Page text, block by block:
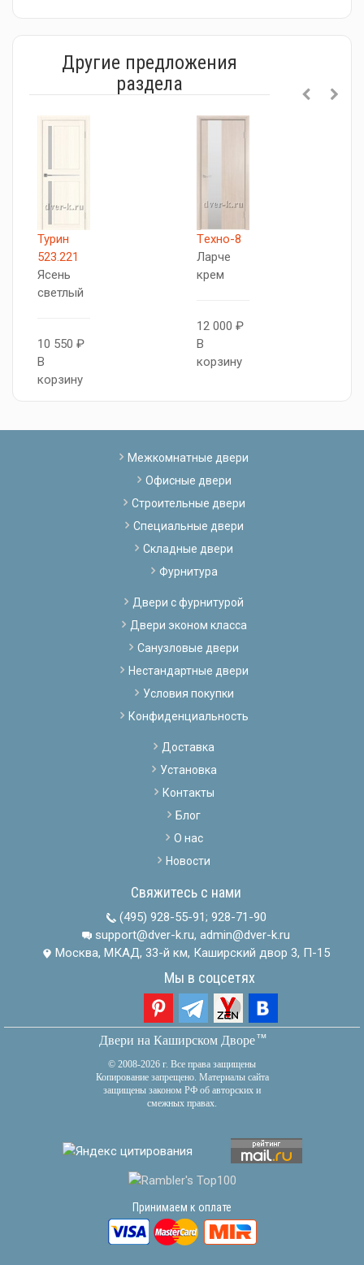
Другие предложения
раздела
Турин
523.221
Ясень
светлый
10 550 ₽
В
корзину
Tехно-8
Ларче
крем
12 000 ₽
В
корзину
Межкомнатные двери
Офисные двери
Строительные двери
Специальные двери
Складные двери
Фурнитура
Двери с фурнитурой
Двери эконом класса
Санузловые двери
Нестандартные двери
Условия покупки
Конфиденциальность
Доставка
Установка
Контакты
Блог
О нас
Новости
Свяжитесь с нами
(495) 928-55-91; 928-71-90
support@dver-k.ru, admin@dver-k.ru
Москва, МКАД, 33-й км, Каширский двор 3, П-15
Мы в соцсетях
Двери на Каширском Дворетм
© 2008-2026 г. Все права защищены
Копирование запрещено. Материалы сайта
защищены законом РФ об авторских и
смежных правах.
Принимаем к оплате